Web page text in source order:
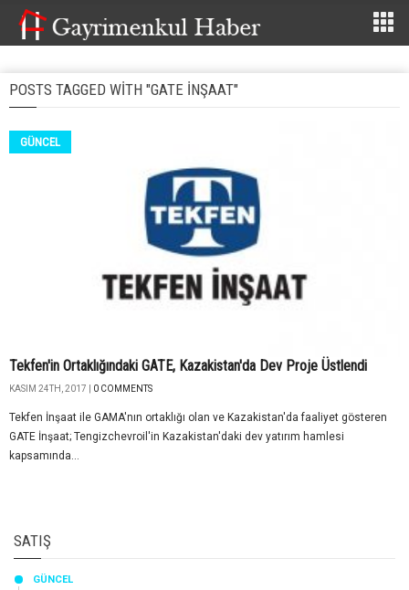
POSTS TAGGED WITH "GATE INŞAAT"
GÜNCEL
Tekfen'in Ortaklığındaki GATE, Kazakistan'da Dev Proje Üstlendi
KASIM 24TH, 2017 | 0 COMMENTS
Tekfen İnşaat ile GAMA'nın ortaklığı olan ve Kazakistan'da faaliyet gösteren
GATE İnşaat; Tengizchevroil'in Kazakistan'daki dev yatırım hamlesi
kapsamında...
SATIŞ
GÜNCEL